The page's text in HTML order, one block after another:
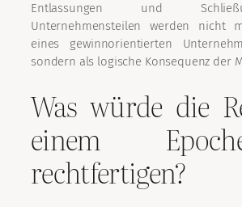
Entlassungen und
Unternehmensteilen werden nicht
eines gewinnorientierten
sondern als logische Konsequenz der
Was würde die
einem
rechtfertigen?